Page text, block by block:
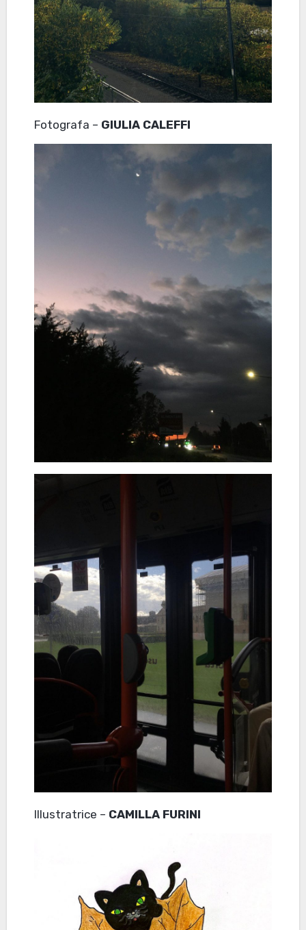
Fotografa – GIULIA CALEFFI
Illustratrice – CAMILLA FURINI